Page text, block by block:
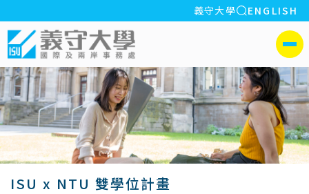
:::
義守大學 全站搜索
ENGLISH
側選單
工作許可證